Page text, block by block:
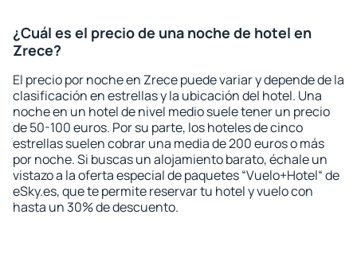
¿Cuál es el precio de una noche de hotel en
Zrece?
El precio por noche en Zrece puede variar y depende de la
clasificación en estrellas y la ubicación del hotel. Una
noche en un hotel de nivel medio suele tener un precio
de 50-100 euros. Por su parte, los hoteles de cinco
estrellas suelen cobrar una media de 200 euros o más
por noche. Si buscas un alojamiento barato, échale un
vistazo a la oferta especial de paquetes “Vuelo+Hotel“ de
eSky.es, que te permite reservar tu hotel y vuelo con
hasta un 30% de descuento.